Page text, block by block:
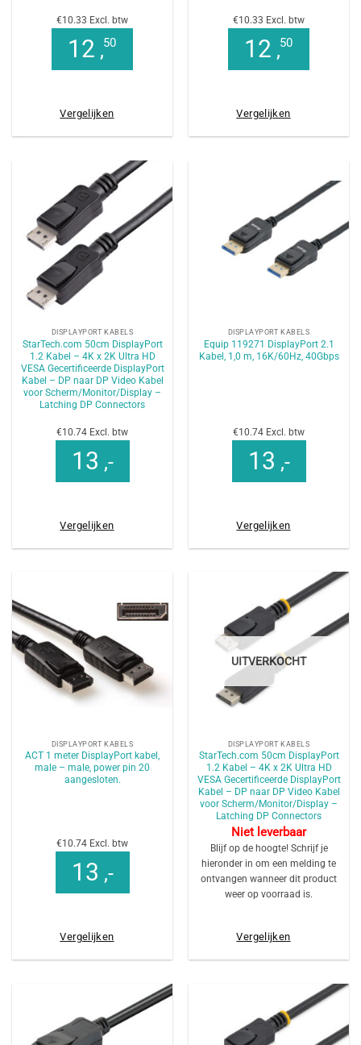
€10.33 Excl. btw
12 ,50
Vergelijken
€10.33 Excl. btw
12 ,50
Vergelijken
DISPLAYPORT KABELS
StarTech.com 50cm DisplayPort
1.2 Kabel – 4K x 2K Ultra HD
VESA Gecertificeerde DisplayPort
Kabel – DP naar DP Video Kabel
voor Scherm/Monitor/Display –
Latching DP Connectors
€10.74 Excl. btw
13 ,-
Vergelijken
DISPLAYPORT KABELS
Equip 119271 DisplayPort 2.1
Kabel, 1,0 m, 16K/60Hz, 40Gbps
€10.74 Excl. btw
13 ,-
Vergelijken
DISPLAYPORT KABELS
ACT 1 meter DisplayPort kabel,
male – male, power pin 20
aangesloten.
€10.74 Excl. btw
13 ,-
Vergelijken
UITVERKOCHT
DISPLAYPORT KABELS
StarTech.com 50cm DisplayPort
1.2 Kabel – 4K x 2K Ultra HD
VESA Gecertificeerde DisplayPort
Kabel – DP naar DP Video Kabel
voor Scherm/Monitor/Display –
Latching DP Connectors
Niet leverbaar
Blijf op de hoogte! Schrijf je
hieronder in om een melding te
ontvangen wanneer dit product
weer op voorraad is.
Vergelijken